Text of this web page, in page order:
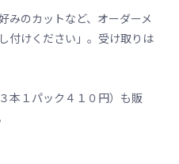
みのカットなど、オーダーメ
付けください」。受け取りは
本１パック４１０円）も販